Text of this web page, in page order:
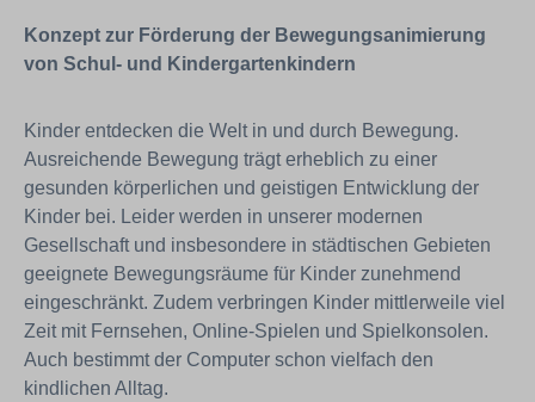
Konzept zur Förderung der Bewegungsanimierung
von Schul- und Kindergartenkindern
Kinder entdecken die Welt in und durch Bewegung.
Ausreichende Bewegung trägt erheblich zu einer
gesunden körperlichen und geistigen Entwicklung der
Kinder bei. Leider werden in unserer modernen
Gesellschaft und insbesondere in städtischen Gebieten
geeignete Bewegungsräume für Kinder zunehmend
eingeschränkt. Zudem verbringen Kinder mittlerweile viel
Zeit mit Fernsehen, Online-Spielen und Spielkonsolen.
Auch bestimmt der Computer schon vielfach den
kindlichen Alltag.